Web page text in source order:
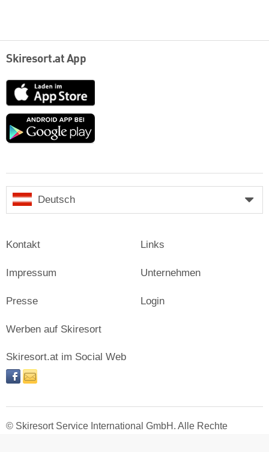
Skiresort.at App
App
Store
Google
Deutsch
Kontakt
Impressum
Presse
Links
Unternehmen
Login
Werben auf Skiresort
Skiresort.at im Social Web
facebooknewsletter
© Skiresort Service International GmbH. Alle Rechte